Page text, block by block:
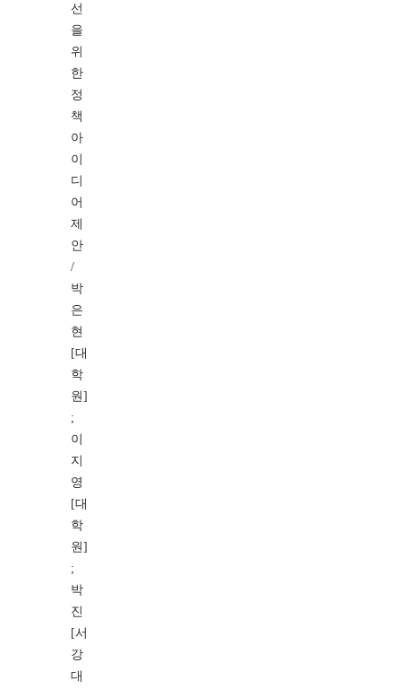
선
을
위
한
정
책
아
이
디
어
제
안
/
박
은
현
[대
학
원]
;
이
지
영
[대
학
원]
;
박
진
[서
강
대